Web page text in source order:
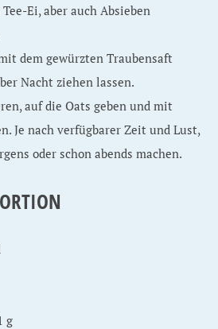
Ei, aber auch Absieben
dem gewürzten Traubensaft
Nacht ziehen lassen.
auf die Oats geben und mit
Je nach verfügbarer Zeit und Lust,
oder schon abends machen.
g